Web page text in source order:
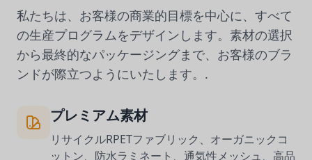
私たちは、お客様の商業的目標を中心に、すべて
の生産プログラムをデザインします。素材の選択
から最終的なパッケージングまで、お客様のブラ
ンドが際立つようにいたします。.
プレミアム素材
リサイクルRPETファブリック、オーガニックコ
ットン、防水ラミネート、通気性メッシュ、高品